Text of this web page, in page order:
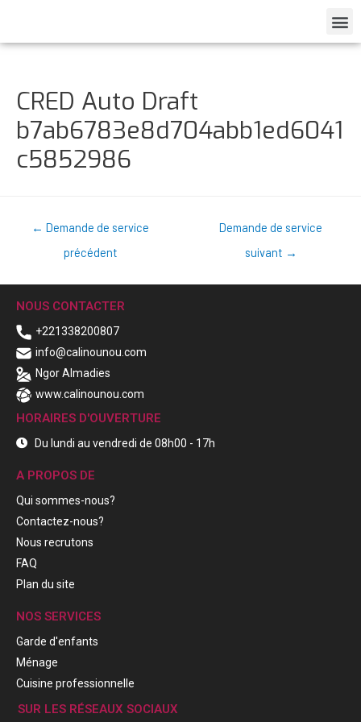
CRED Auto Draft
b7ab6783e8d704abb1ed6041
c5852986
← Demande de service
précédent
Demande de service
suivant →
NOUS CONTACTER
+221338200807
info@calinounou.com
Ngor Almadies
www.calinounou.com
HORAIRES D'OUVERTURE
Du lundi au vendredi de 08h00 - 17h
A PROPOS DE
Qui sommes-nous?
Contactez-nous?
Nous recrutons
FAQ
Plan du site
NOS SERVICES
Garde d'enfants
Ménage
Cuisine professionnelle
SUR LES RÉSEAUX SOCIAUX